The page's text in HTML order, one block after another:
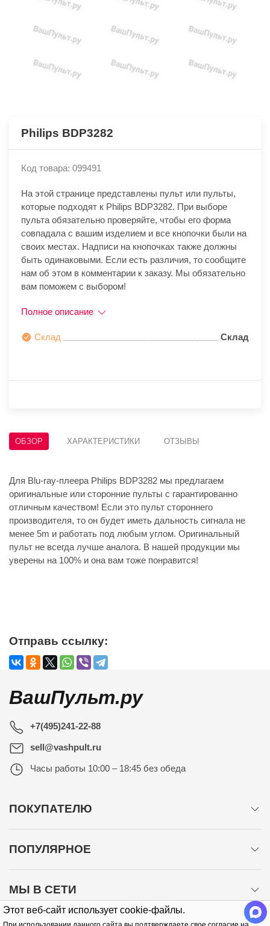
Этот веб-сайт использует cookie-файлы.
Philips BDP3282
Код товара: 099491
На этой странице представлены пульт или пульты,
которые подходят к Philips BDP3282. При выборе
пульта обязательно проверяйте, чтобы его форма
совпадала с вашим изделием и все кнопочки были на
своих местах. Надписи на кнопочках также должны
быть одинаковыми. Если есть различия, то сообщите
нам об этом в комментарии к заказу. Мы обязательно
вам поможем с выбором!
Полное описание
Склад Склад
ОБЗОР ХАРАКТЕРИСТИКИ ОТЗЫВЫ
Для Blu-ray-плеера Philips BDP3282 мы предлагаем
оригинальные или сторонние пульты с гарантированно
отличным качеством! Если это пульт стороннего
производителя, то он будет иметь дальность сигнала не
менее 5m и работать под любым углом. Оригинальный
пульт не всегда лучше аналога. В нашей продукции мы
уверены на 100% и она вам тоже понравится!
Отправь ссылку:
ВашПульт.ру
+7(495)241-22-88
sell@vashpult.ru
Часы работы 10:00 – 18:45 без обеда
ПОКУПАТЕЛЮ
ПОПУЛЯРНОЕ
МЫ В СЕТИ